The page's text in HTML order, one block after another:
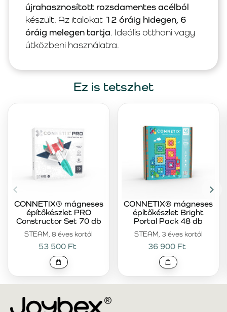
újrahasznosított rozsdamentes acélból
készült. Az italokat 12 óráig hidegen, 6
óráig melegen tartja. Ideális otthoni vagy
útközbeni használatra.
Ez is tetszhet
STEAM, 8 éves kortól
CONNETIX® mágneses
építőkészlet PRO
Constructor Set 70 db
53 500 Ft
STEAM, 3 éves kortól
CONNETIX® mágneses
építőkészlet Bright
Portal Pack 48 db
36 900 Ft